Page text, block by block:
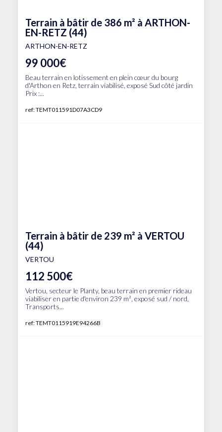
Terrain à bâtir de 386 m² à ARTHON-
EN-RETZ (44)
ARTHON-EN-RETZ
99 000€
Beau terrain en lotissement en plein cœur du bourg
d'Arthon en Retz, terrain viabilisé, exposé Sud côté jardin
Prix :...
ref: TEMT011591D07A3CD9
Terrain à bâtir de 239 m² à VERTOU
(44)
VERTOU
112 500€
Vertou, secteur le Planty, beau terrain en premier rideau
viabiliser en partie d'environ 239 m², exposé sud / nord,
Transports...
ref: TEMT0115919E94266B